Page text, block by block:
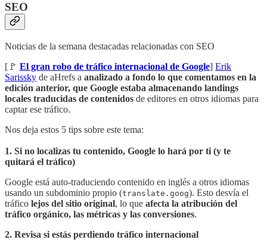
SEO
Noticias de la semana destacadas relacionadas con SEO
[🚩 El gran robo de tráfico internacional de Google] Erik
Sarissky de aHrefs a analizado a fondo lo que comentamos en la
edición anterior, que Google estaba almacenando landings
locales traducidas de contenidos de editores en otros idiomas para
captar ese tráfico.
Nos deja estos 5 tips sobre este tema:
1. Si no localizas tu contenido, Google lo hará por ti (y te
quitará el tráfico)
Google está auto-traduciendo contenido en inglés a otros idiomas
usando un subdominio propio (translate.goog). Esto desvía el
tráfico lejos del sitio original, lo que afecta la atribución del
tráfico orgánico, las métricas y las conversiones.
2. Revisa si estás perdiendo tráfico internacional